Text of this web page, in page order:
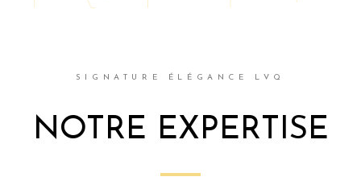
SIGNATURE ÉLÉGANCE LVQ
NOTRE EXPERTISE